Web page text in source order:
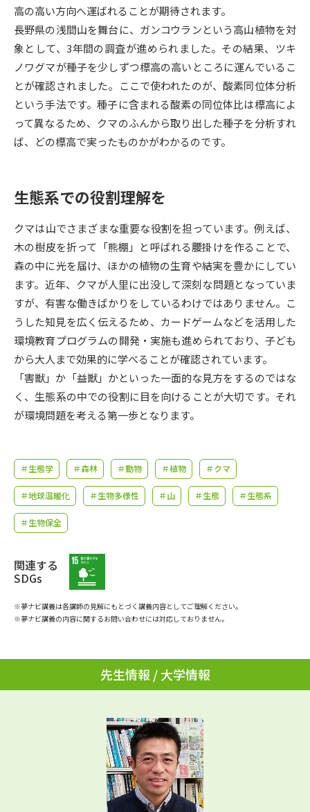
SELFBRAND特集ページ
オープンキャンパスなどを調べる
オープンキャンパス検索 実施プログラムから探す
来場型・Web型イベント特集 夢ナビライブ
受験準備
志望校・出願校を調べる
併願校選び 受験スケジュールを立てよう
先輩が入学を決めた理由 テレメール全国一斉進学調査
新生活お役立ちガイド
学問発見
大学で学びたい学問発見
学問のミニ講義「夢ナビ講義」 学問分野解説
Ｑ＆Ａ よくあるご質問 大学進学IDについて
受付内容・発送状況の確認
テレメール
テレメール進学カタログ
訂正のご案内
高の高い方向へ運ばれることが期待されます。
長野県の浅間山を舞台に、ガンコウランという高山植物を対
象として、3年間の調査が進められました。その結果、ツキ
ノワグマが種子を少しずつ標高の高いところに運んでいるこ
とが確認されました。ここで使われたのが、酸素同位体分析
という手法です。種子に含まれる酸素の同位体比は標高によ
って異なるため、クマのふんから取り出した種子を分析すれ
ば、どの標高で実ったものかがわかるのです。
生態系での役割理解を
クマは山でさまざまな重要な役割を担っています。例えば、
木の樹皮を折って「熊棚」と呼ばれる腰掛けを作ることで、
森の中に光を届け、ほかの植物の生育や結実を豊かにしてい
ます。近年、クマが人里に出没して深刻な問題となっていま
すが、有害な働きばかりをしているわけではありません。こ
うした知見を広く伝えるため、カードゲームなどを活用した
環境教育プログラムの開発・実施も進められており、子ども
から大人まで効果的に学べることが確認されています。
「害獣」か「益獣」かといった一面的な見方をするのではな
く、生態系の中での役割に目を向けることが大切です。それ
が環境問題を考える第一歩となります。
＃生態学 ＃森林 ＃動物 ＃植物 ＃クマ
＃地球温暖化 ＃生物多様性 ＃山 ＃生態 ＃生態系
＃生物保全
関連する
SDGs
※夢ナビ講義は各講師の見解にもとづく講義内容としてご理解ください。
※夢ナビ講義の内容に関するお問い合わせには対応しておりません。
先生情報 / 大学情報